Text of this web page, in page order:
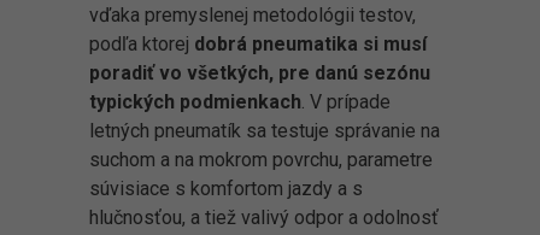
vďaka premyslenej metodológii testov,
podľa ktorej dobrá pneumatika si musí
poradiť vo všetkých, pre danú sezónu
typických podmienkach. V prípade
letných pneumatík sa testuje správanie na
suchom a na mokrom povrchu, parametre
súvisiace s komfortom jazdy a s
hlučnosťou, a tiež valivý odpor a odolnosť